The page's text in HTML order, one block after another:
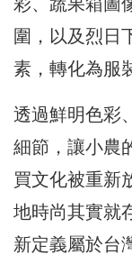
圍，以及烈日
素，轉化為服
透過鮮明色彩
細節，讓小農
買文化被重新
地時尚其實就
新定義屬於台